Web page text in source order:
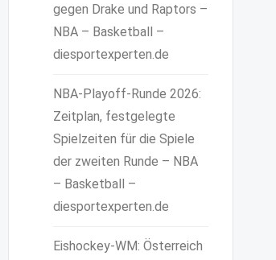
gegen Drake und Raptors –
NBA – Basketball –
diesportexperten.de
NBA-Playoff-Runde 2026:
Zeitplan, festgelegte
Spielzeiten für die Spiele
der zweiten Runde – NBA
– Basketball –
diesportexperten.de
Eishockey-WM: Österreich